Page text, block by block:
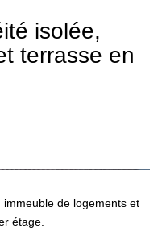
isolée,
terrasse en
immeuble de logements et
étage.